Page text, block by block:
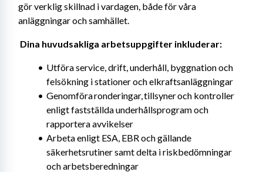
gör verklig skillnad i vardagen, både för våra
anläggningar och samhället.
Dina huvudsakliga arbetsuppgifter inkluderar:
Utföra service, drift, underhåll, byggnation och
felsökning i stationer och elkraftsanläggningar
Genomföra ronderingar, tillsyner och kontroller
enligt fastställda underhållsprogram och
rapportera avvikelser
Arbeta enligt ESA, EBR och gällande
säkerhetsrutiner samt delta i riskbedömningar
och arbetsberedningar